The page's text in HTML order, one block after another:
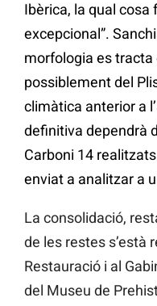
Ibèrica, la qual cosa
excepcional”.
morfologia es tracta
possiblement del
climàtica anterior a
definitiva dependrà
Carboni 14
enviat a analitzar a
La consolidació,
de les restes s’està
Restauració i al
del Museu de